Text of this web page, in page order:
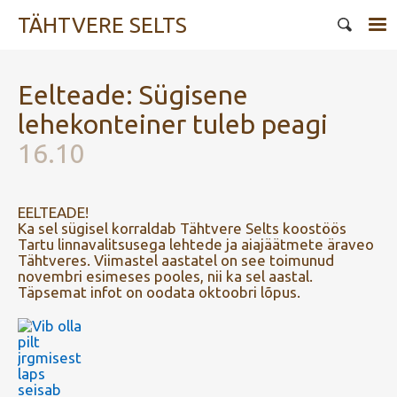
TÄHTVERE SELTS
Eelteade: Sügisene
lehekonteiner tuleb peagi
16.10
EELTEADE!
Ka sel sügisel korraldab Tähtvere Selts koostöös
Tartu linnavalitsusega lehtede ja aiajäätmete äraveo
Tähtveres. Viimastel aastatel on see toimunud
novembri esimeses pooles, nii ka sel aastal.
Täpsemat infot on oodata oktoobri lõpus.